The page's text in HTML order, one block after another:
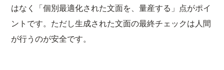
はなく「個別最適化された文面を、量産する」点がポイ
ントです。ただし生成された文面の最終チェックは人間
が行うのが安全です。